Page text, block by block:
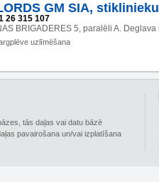
GM SIA,
26 315 107
BRIGADERES 5, paralēli A. Deglava
uzlīmēšana
tās daļas vai datu bāzē
pavairošana un/vai izplatīšana